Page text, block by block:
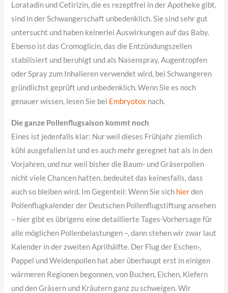
Loratadin und Cetirizin, die es rezeptfrei in der Apotheke gibt,
sind in der Schwangerschaft unbedenklich. Sie sind sehr gut
untersucht und haben keinerlei Auswirkungen auf das Baby.
Ebenso ist das Cromoglicin, das die Entzündungszellen
stabilisiert und beruhigt und als Nasenspray, Augentropfen
oder Spray zum Inhalieren verwendet wird, bei Schwangeren
gründlichst geprüft und unbedenklich. Wenn Sie es noch
genauer wissen, lesen Sie bei Embryotox nach.
Die ganze Pollenflugsaison kommt noch
Eines ist jedenfalls klar: Nur weil dieses Frühjahr ziemlich
kühl ausgefallen ist und es auch mehr geregnet hat als in den
Vorjahren, und nur weil bisher die Baum- und Gräserpollen
nicht viele Chancen hatten, bedeutet das keinesfalls, dass
auch so bleiben wird. Im Gegenteil: Wenn Sie sich hierden
Pollenflugkalender der Deutschen Pollenflugstiftung ansehen
– hier gibt es übrigens eine detaillierte Tages-Vorhersage für
alle möglichen Pollenbelastungen –, dann stehen wir zwar laut
Kalender in der zweiten Aprilhälfte. Der Flug der Eschen-,
Pappel und Weidenpollen hat aber überhaupt erst in einigen
wärmeren Regionen begonnen, von Buchen, Eichen, Kiefern
und den Gräsern und Kräutern ganz zu schweigen. Wir